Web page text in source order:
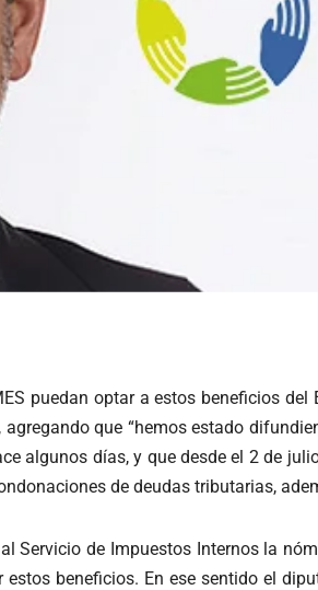
puedan optar a estos beneficios
que “hemos estado
algunos días, y que desde el 2 de
de deudas tributarias,
Servicio de Impuestos Internos la
beneficios. En ese sentido el